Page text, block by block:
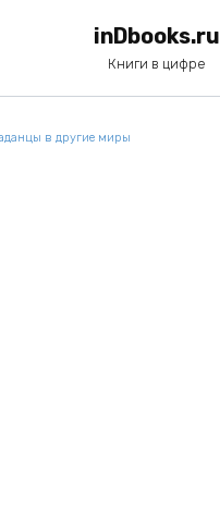
inDbooks.ru
Книги в цифре
в другие миры